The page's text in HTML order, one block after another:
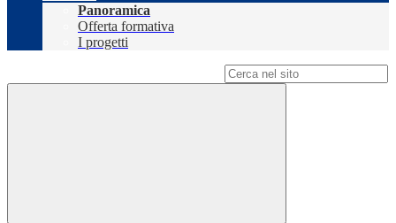
Panoramica
Offerta formativa
I progetti